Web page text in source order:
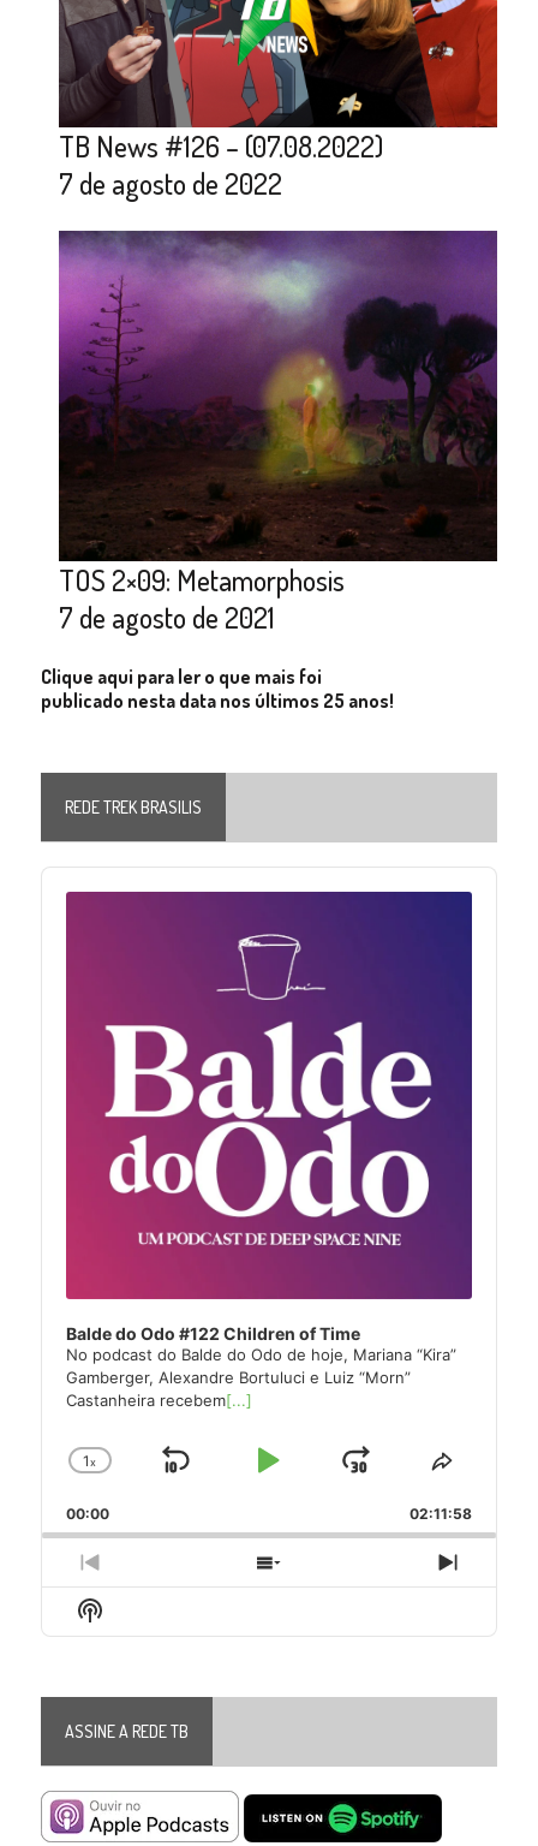
TB News #126 – (07.08.2022)
7 de agosto de 2022
TOS 2×09: Metamorphosis
7 de agosto de 2021
Clique aqui para ler o que mais foi
publicado nesta data nos últimos 25 anos!
REDE TREK BRASILIS
Audio
Player
Balde do Odo #122 Children of Time
No podcast do Balde do Odo de hoje, Mariana “Kira”
Gamberger, Alexandre Bortuluci e Luiz “Morn”
Castanheira recebem[...]
Change
Rate
1x
Skip
Play
Jump
Forward
Share
Episode
00:00 02:11:58
Previous
Episode
Show
Episodes
Next
Episode
Show
Podcast
ASSINE A REDE TB